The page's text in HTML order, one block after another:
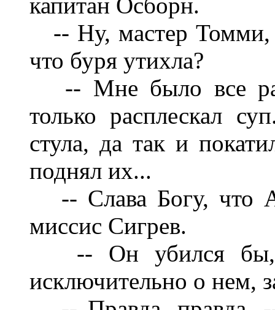
-- Ну, мастер Томми,
что буря утихла?
-- Мне было все
только расплескал
стула, да так и
поднял их...
-- Слава Богу, что
миссис Сигрев.
-- Он убился бы,
исключительно о нем,